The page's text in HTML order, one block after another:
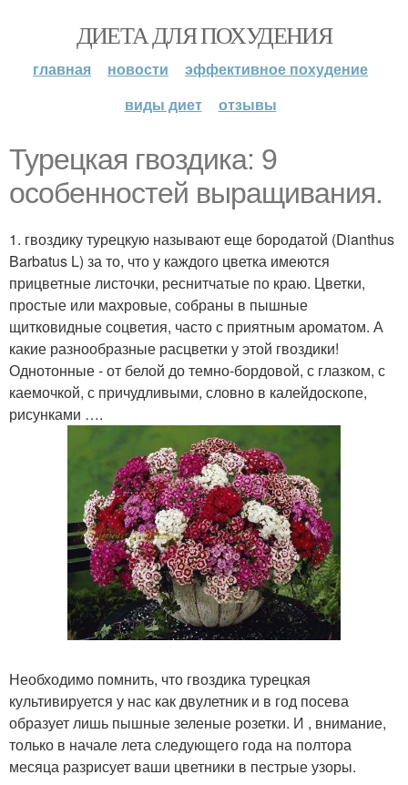
ДИЕТА ДЛЯ ПОХУДЕНИЯ
главная новости
эффективное похудение
виды диет
отзывы
Турецкая гвоздика: 9
особенностей выращивания.
1. гвоздику турецкую называют еще бородатой (Dianthus
Barbatus L) за то, что у каждого цветка имеются
прицветные листочки, реснитчатые по краю. Цветки,
простые или махровые, собраны в пышные
щитковидные соцветия, часто с приятным ароматом. А
какие разнообразные расцветки у этой гвоздики!
Однотонные - от белой до темно-бордовой, с глазком, с
каемочкой, с причудливыми, словно в калейдоскопе,
рисунками ….
Необходимо помнить, что гвоздика турецкая
культивируется у нас как двулетник и в год посева
образует лишь пышные зеленые розетки. И , внимание,
только в начале лета следующего года на полтора
месяца разрисует ваши цветники в пестрые узоры.